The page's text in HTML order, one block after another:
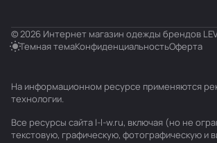
© 2026 Интернет магазин одежды брендов
Темная темаКонфиденциальностьОферта
На информационном ресурсе применяются
технологии.
Все ресурсы сайта l-l-w.ru, включая (но не
текстовую, графическую, фотографическую и